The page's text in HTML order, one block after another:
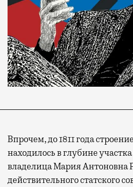
Впрочем, до 1811 года
находилось в глубине
владелица Мария Антоновна
действительного статского